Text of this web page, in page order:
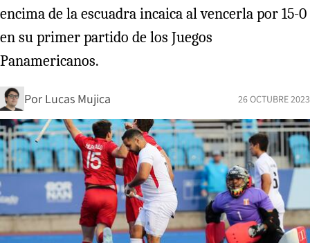
encima de la escuadra incaica al vencerla por 15-0
en su primer partido de los Juegos
Panamericanos.
Por Lucas Mujica 26 OCTUBRE 2023